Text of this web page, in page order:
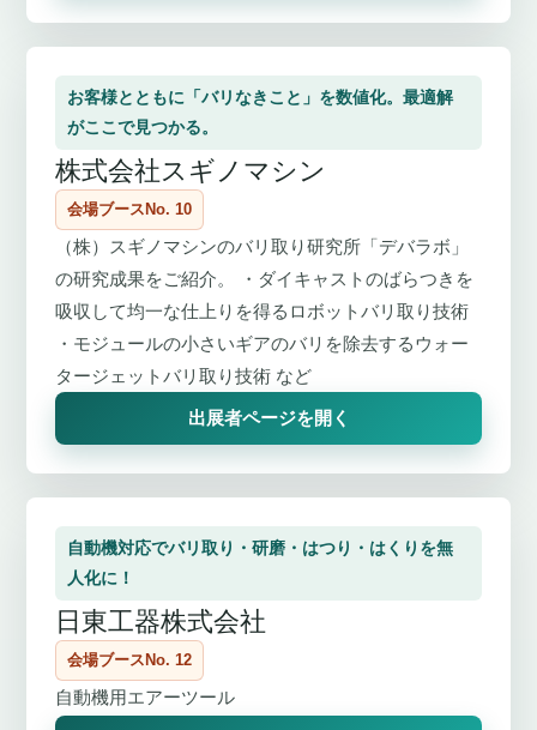
お客様とともに「バリなきこと」を数値化。最適解
がここで見つかる。
株式会社スギノマシン
会場ブースNo. 10
（株）スギノマシンのバリ取り研究所「デバラボ」
の研究成果をご紹介。 ・ダイキャストのばらつきを
吸収して均一な仕上りを得るロボットバリ取り技術
・モジュールの小さいギアのバリを除去するウォー
タージェットバリ取り技術 など
出展者ページを開く
自動機対応でバリ取り・研磨・はつり・はくりを無
人化に！
日東工器株式会社
会場ブースNo. 12
自動機用エアーツール